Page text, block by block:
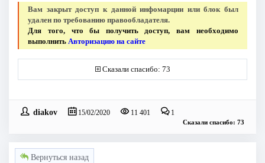
Вам закрыт доступ к данной инфомарции или блок был
удален по требованию правообладателя.
Для того, что бы получить доступ, вам необходимо
выполнитьАвторизацию на сайте
Сказали спасибо: 73
diakov 15/02/2020 11 401 1
Сказали спасибо: 73
Вернуться назад